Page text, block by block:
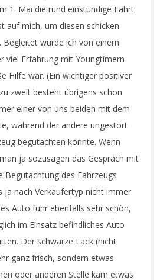
1. Mai die rund einstündige Fahrt
auf mich, um diesen schicken
Begleitet wurde ich von einem
viel Erfahrung mit Youngtimern
Hilfe war. (Ein wichtiger positiver
zweit besteht übrigens schon
einer von uns beiden mit dem
während der andere ungestört
begutachten konnte. Wenn
ja sozusagen das Gespräch mit
Begutachtung des Fahrzeugs
ja nach Verkäufertyp nicht immer
Auto fuhr ebenfalls sehr schön,
im Einsatz befindliches Auto
Der schwarze Lack (nicht
ganz frisch, sondern etwas
oder anderen Stelle kam etwas